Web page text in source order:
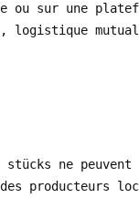
ou sur une
ne peuvent
producteurs